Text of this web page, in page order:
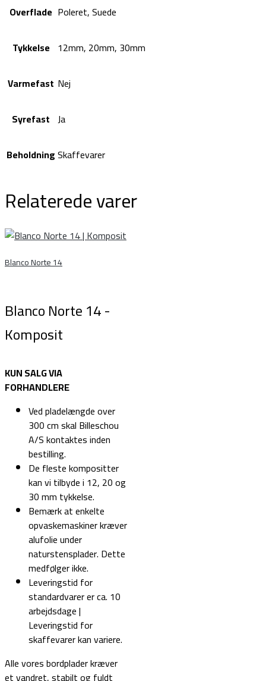
Overflade Poleret, Suede
Tykkelse 12mm, 20mm, 30mm
Varmefast Nej
Syrefast Ja
BeholdningSkaffevarer
Relaterede varer
Blanco Norte 14
Blanco Norte 14 -
Komposit
KUN SALG VIA
FORHANDLERE
Ved pladelængde over
300 cm skal Billeschou
A/S kontaktes inden
bestilling.
De fleste kompositter
kan vi tilbyde i 12, 20 og
30 mm tykkelse.
Bemærk at enkelte
opvaskemaskiner kræver
alufolie under
naturstensplader. Dette
medfølger ikke.
Leveringstid for
standardvarer er ca. 10
arbejdsdage |
Leveringstid for
skaffevarer kan variere.
Alle vores bordplader kræver
et vandret, stabilt og fuldt